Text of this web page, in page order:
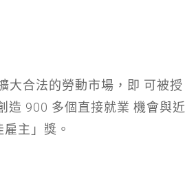
大合法的勞動市場，即 可被授
造 900 多個直接就業 機會與近
主」獎。